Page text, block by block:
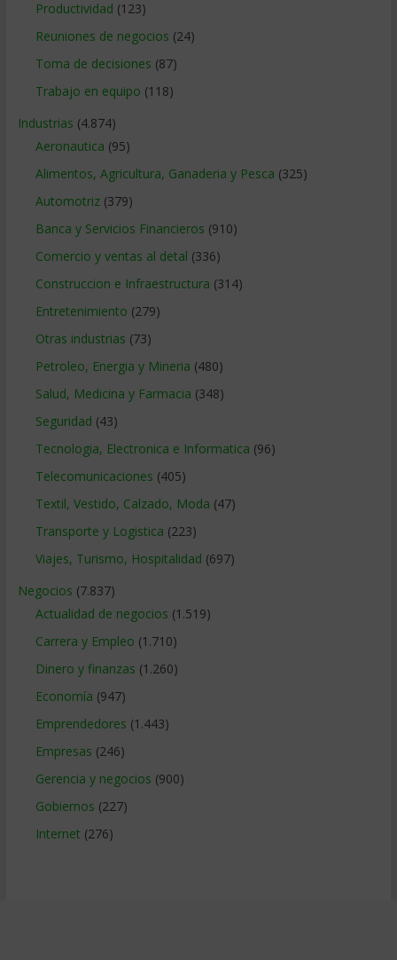
Productividad (123)
Reuniones de negocios (24)
Toma de decisiones (87)
Trabajo en equipo (118)
Industrias (4.874)
Aeronautica (95)
Alimentos, Agricultura, Ganaderia y Pesca (325)
Automotriz(379)
Banca y Servicios Financieros (910)
Comercio y ventas al detal (336)
Construccion e Infraestructura (314)
Entretenimiento (279)
Otras industrias (73)
Petroleo, Energia y Mineria (480)
Salud, Medicina y Farmacia (348)
Seguridad (43)
Tecnologia, Electronica e Informatica (96)
Telecomunicaciones (405)
Textil, Vestido, Calzado, Moda (47)
Transporte y Logistica (223)
Viajes, Turismo, Hospitalidad (697)
Negocios (7.837)
Actualidad de negocios (1.519)
Carrera y Empleo (1.710)
Dinero y finanzas (1.260)
Economía (947)
Emprendedores (1.443)
Empresas (246)
Gerencia y negocios (900)
Gobiernos (227)
Internet (276)